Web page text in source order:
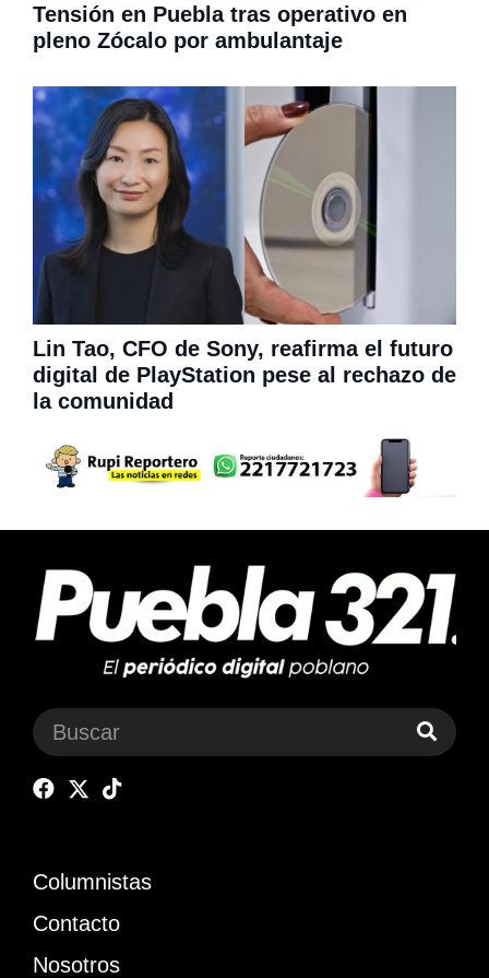
Tensión en Puebla tras operativo en
pleno Zócalo por ambulantaje
Lin Tao, CFO de Sony, reafirma el futuro
digital de PlayStation pese al rechazo de
la comunidad
Columnistas
Contacto
Nosotros